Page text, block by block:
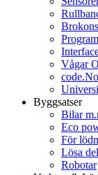
Vågar
Byggsatser
Bilar
Eco
För
Lösa
Robotar